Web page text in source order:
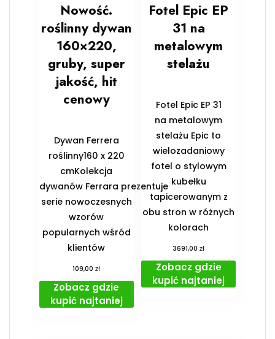
Nowość.
roślinny dywan
160×220,
gruby, super
jakość, hit
cenowy
Dywan Ferrera
roślinny160 x 220
cmKolekcja
dywanów Ferrara prezentuje
serie nowoczesnych
wzorów
popularnych wśród
klientów
109,00zł
Zobacz gdzie
kupić najtaniej
Fotel Epic EP
31 na
metalowym
stelażu
Fotel Epic EP 31
na metalowym
stelażu Epic to
wielozadaniowy
fotel o stylowym
kubełku
tapicerowanym z
obu stron w różnych
kolorach
3691,00zł
Zobacz gdzie
kupić najtaniej